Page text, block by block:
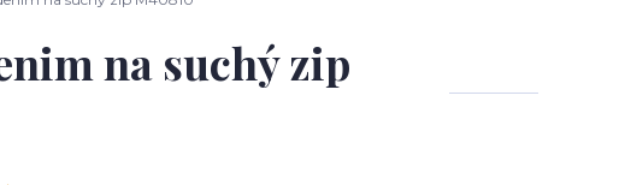
na suchý zip